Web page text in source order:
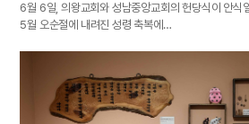
6월 6일, 의왕교회와 성남중앙교회의 헌당식이 안식
5월 오순절에 내려진 성령 축복에…